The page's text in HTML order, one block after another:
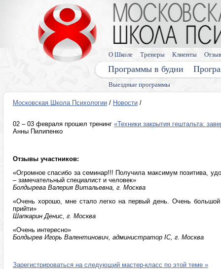
Выездные программы
Программы в будни
О Школе Тренеры Клиенты
Московская Школа Психологии / Новости /
02 – 03 февраля прошел тренинг «Техники закрытия гештальта:
Анны Пилипенко
Отзывы участников:
«Огромное спасибо за семинар!!! Получила максимум позитива,
– замечательный специалист и человек»
Болдырева Валерия Витальевна, г. Москва
«Очень хорошо, мне стало легко на первый день. Очень
прийти»
Шапкарин Денис, г. Москва
«Очень интересно»
Болдырев Игорь Валентинович, администратор IC, г. Москва
Зарегистрироваться на следующий мастер-класс по этой теме »